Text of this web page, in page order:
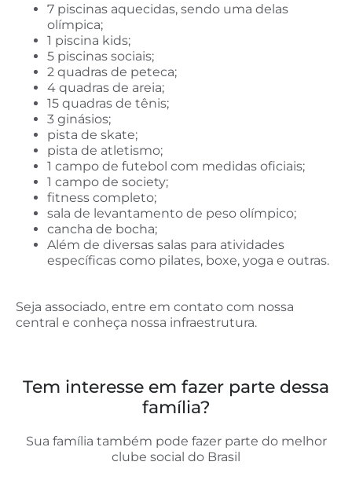
7 piscinas aquecidas, sendo uma delas
olímpica;
1 piscina kids;
5 piscinas sociais;
2 quadras de peteca;
4 quadras de areia;
15 quadras de tênis;
3 ginásios;
pista de skate;
pista de atletismo;
1 campo de futebol com medidas oficiais;
1 campo de society;
fitness completo;
sala de levantamento de peso olímpico;
cancha de bocha;
Além de diversas salas para atividades
específicas como pilates, boxe, yoga e outras.
Seja associado, entre em contato com nossa
central e conheça nossa infraestrutura.
Tem interesse em fazer parte dessa
família?
Sua família também pode fazer parte do melhor
clube social do Brasil